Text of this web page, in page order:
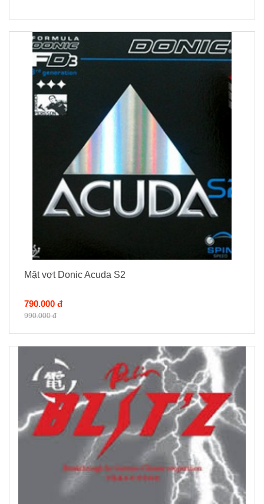
Mặt vợt Donic Acuda S2
790.000 đ
990.000 đ